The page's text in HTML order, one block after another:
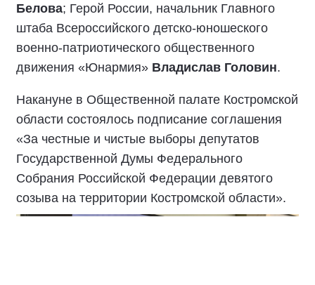
Белова; Герой России, начальник Главного
штаба Всероссийского детско-юношеского
военно-патриотического общественного
движения «Юнармия» Владислав Головин.
Накануне в Общественной палате Костромской
области состоялось подписание соглашения
«За честные и чистые выборы депутатов
Государственной Думы Федерального
Собрания Российской Федерации девятого
созыва на территории Костромской области».